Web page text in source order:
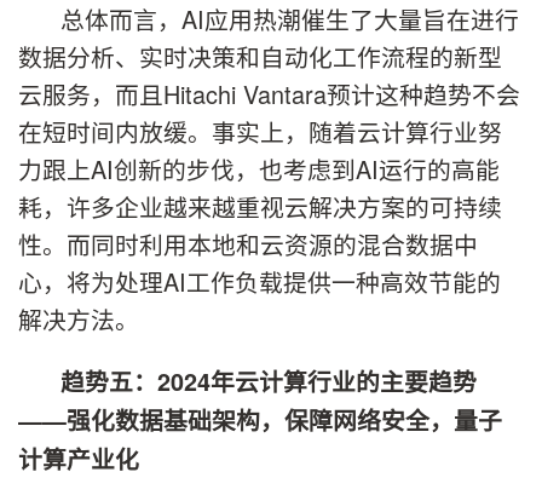
总体而言，AI应用热潮催生了大量旨在进行
数据分析、实时决策和自动化工作流程的新型
云服务，而且Hitachi Vantara预计这种趋势不会
在短时间内放缓。事实上，随着云计算行业努
力跟上AI创新的步伐，也考虑到AI运行的高能
耗，许多企业越来越重视云解决方案的可持续
性。而同时利用本地和云资源的混合数据中
心，将为处理AI工作负载提供一种高效节能的
解决方法。
趋势五： 2024年云计算行业的主要趋势
——强化数据基础架构，保障网络安全，量子
计算产业化